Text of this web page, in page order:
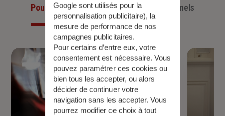
Pour les particuliersPour les professionnels
Google sont utilisés pour la
personnalisation publicitaire), la
mesure de performance de nos
campagnes publicitaires.
Pour certains d’entre eux, votre
consentement est nécessaire. Vous
pouvez paramétrer ces cookies ou
bien tous les accepter, ou alors
décider de continuer votre
navigation sans les accepter. Vous
pourrez modifier ce choix à tout